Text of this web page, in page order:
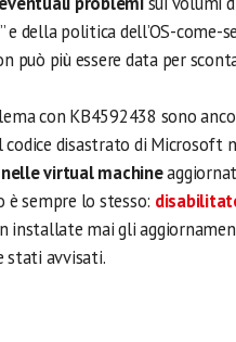
e della politica dell’OS-come-
può più essere data per
con KB4592438 sono
codice disastrato di Microsoft
virtual machine
è sempre lo stesso:
installate mai gli
stati avvisati.